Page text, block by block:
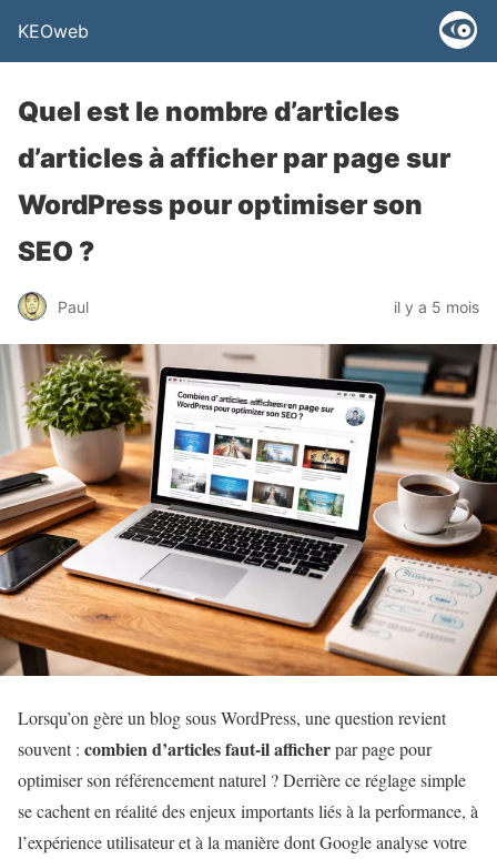
KEOweb
Quel est le nombre d’articles
d’articles à afficher par page sur
WordPress pour optimiser son
SEO ?
Paul il y a 5 mois
Lorsqu’on gère un blog sous WordPress, une question revient
souvent : combien d’articles faut-il afficherpar page pour
optimiser son référencement naturel ? Derrière ce réglage simple
se cachent en réalité des enjeux importants liés à la performance, à
l’expérience utilisateur et à la manière dont Google analyse votre